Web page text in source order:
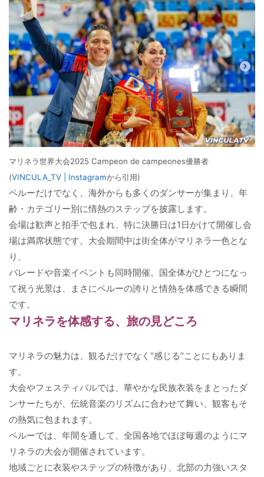
マリネラ世界大会2025 Campeon de campeones優勝者
(VINCULA_TV | Instagramから引用)
ペルーだけでなく、海外からも多くのダンサーが集まり、年
齢・カテゴリー別に情熱のステップを披露します。
会場は歓声と拍手で包まれ、特に決勝日は1日かけて開催し会
場は満席状態です。大会期間中は街全体がマリネラ一色とな
り、
パレードや音楽イベントも同時開催。国全体がひとつになっ
て祝う光景は、まさにペルーの誇りと情熱を体感できる瞬間
です。
マリネラを体感する、旅の見どころ
マリネラの魅力は、観るだけでなく“感じる”ことにもありま
す。
大会やフェスティバルでは、華やかな民族衣装をまとったダ
ンサーたちが、伝統音楽のリズムに合わせて舞い、観客もそ
の熱気に包まれます。
ペルーでは、年間を通して、全国各地でほぼ毎週のようにマ
リネラの大会が開催されています。
地域ごとに衣装やステップの特徴があり、北部の力強いスタ